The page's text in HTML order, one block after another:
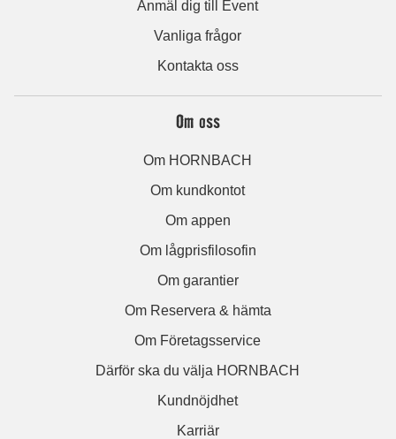
Anmäl dig till Event
Vanliga frågor
Kontakta oss
Om oss
Om HORNBACH
Om kundkontot
Om appen
Om lågprisfilosofin
Om garantier
Om Reservera & hämta
Om Företagsservice
Därför ska du välja HORNBACH
Kundnöjdhet
Karriär